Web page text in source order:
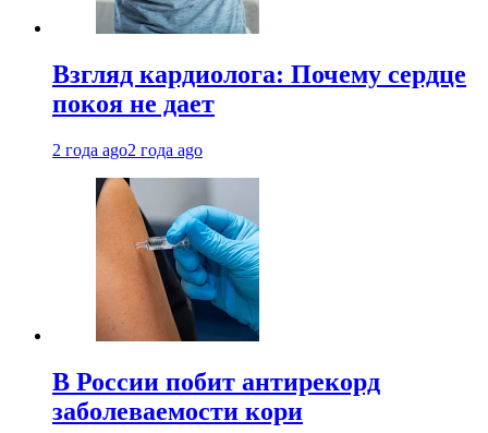
Взгляд кардиолога: Почему сердце
покоя не дает
2 года ago2 года ago
В России побит антирекорд
заболеваемости кори